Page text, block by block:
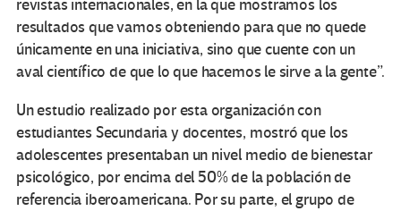
revistas internacionales, en la que mostramos los
resultados que vamos obteniendo para que no quede
únicamente en una iniciativa, sino que cuente con un
aval científico de que lo que hacemos le sirve a la gente”.
Un estudio realizado por esta organización con
estudiantes Secundaria y docentes, mostró que los
adolescentes presentaban un nivel medio de bienestar
psicológico, por encima del 50% de la población de
referencia iberoamericana. Por su parte, el grupo de